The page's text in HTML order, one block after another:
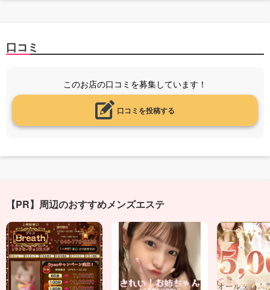
口コミ
このお店の口コミを募集しています！
口コミを投稿する
【PR】周辺のおすすめメンズエステ